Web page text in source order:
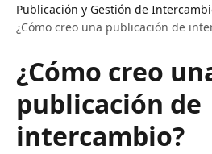
Publicación y Gestión de
¿Cómo creo una publicación de
¿Cómo creo
publicación de
intercambio?